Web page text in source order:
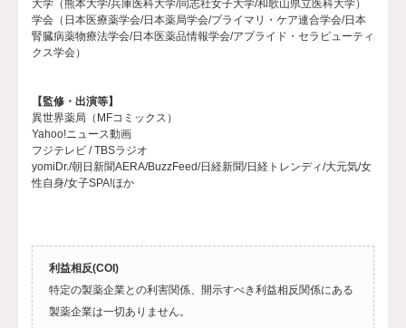
大学（熊本大学/兵庫医科大学/同志社女子大学/和歌山県立医科大学）
学会（日本医療薬学会/日本薬局学会/プライマリ・ケア連合学会/日本
腎臓病薬物療法学会/日本医薬品情報学会/アプライド・セラピューティ
クス学会）
【監修・出演等】
異世界薬局（MFコミックス）
Yahoo!ニュース動画
フジテレビ / TBSラジオ
yomiDr./朝日新聞AERA/BuzzFeed/日経新聞/日経トレンディ/大元気/女
性自身/女子SPA!ほか
利益相反(COI)
特定の製薬企業との利害関係、開示すべき利益相反関係にある
製薬企業は一切ありません。